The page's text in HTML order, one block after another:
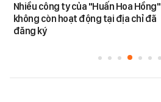
Nhiều công ty của "Huấn Hoa Hồng"
không còn hoạt động tại địa chỉ đã
đăng ký